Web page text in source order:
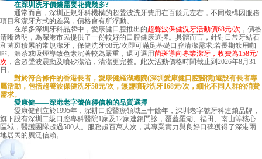
在深圳洗牙價錢需要花費幾多?
通常而言，深圳正規牙科機構的超聲波洗牙費用在百餘元左右，不同機構因服務
項目和潔牙方式的差異，價格會有所浮動。
在眾多深圳牙科品牌中，愛康健口腔推出的超聲波保健洗牙活動價68元/次 ，價格
清晰透明，為深港市民提供了一份較好的口腔健康選擇。具體而言，針對日常牙結石
和菌斑積累的常規潔牙，保健洗牙68元/次即可滿足基礎口腔清潔需求;若長期飲用咖
啡、濃茶或吸煙導致色素沉著較為嚴重，還可選用菌斑導向專業潔牙，收費為158元/
次 ，含超聲波震動及噴砂潔治，清潔更完整。此次活動價格時間截止到2026年8月31
日。
對於符合條件的香港長者，愛康健羅湖總院(深圳愛康健口腔醫院)還設有長者專
屬活動，包括超聲波保健洗牙58元/次，無鹽噴砂洗牙168元/次，細化不同人群的消費
需求。
愛康健——深港老字號值得信賴的品質選擇
愛康健創立於1995年，深耕口腔醫療領域三十餘年，深圳老字號牙科連鎖品牌，
旗下設有深圳二級口腔專科醫院1家及12家連鎖門診，覆蓋羅湖、福田、南山等核心
區域，醫護團隊超過500人。服務超百萬人次，其專業實力與良好口碑獲得了深港兩
地居民的廣泛信賴。